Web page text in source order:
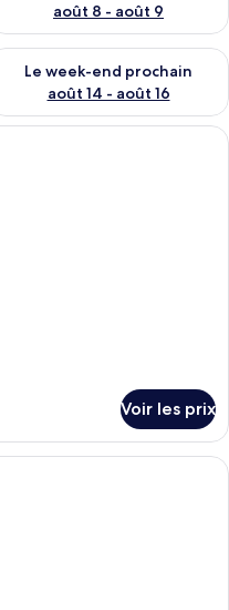
août 8 - août 9
end août 7 - août 9
Le week-end prochain
août 14 - août 16
la disponibilité pour
chambre avec un lit simple, un
Voir les prix
salle de bain moderne avec